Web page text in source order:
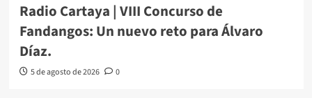
Radio Cartaya | VIII Concurso de
Fandangos: Un nuevo reto para Álvaro
Díaz.
5 de agosto de 2026 0